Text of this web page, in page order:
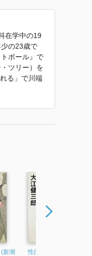
在学中の19
の23歳で
ボール』で
ツリー）を
る」で川端
。
新潮
性的人間 (新潮文庫)